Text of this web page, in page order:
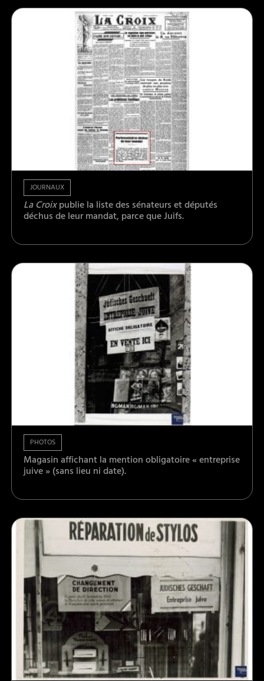
JOURNAUX
La Croixpublie la liste des sénateurs et députés
déchus de leur mandat, parce que Juifs.
PHOTOS
Magasin affichant la mention obligatoire « entreprise
juive » (sans lieu ni date).